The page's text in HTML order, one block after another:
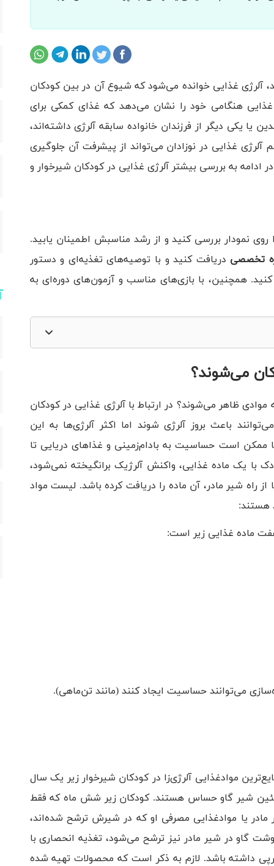
آلرژی غذایی خوانده می‌‌شود که شیوع آن در بین کودکان
آلرژی غذایی هنگامی‌ خود را نشان می‌دهد که غذای‌ کمکی برای
یا یکی دیگر از فرزندان خانواده سابقه آلرژی داشته‌اند،
آلرژی‌ غذایی در نوزادان می‌تواند از پیشرفت آن جلوگیری
به بررسی بیشتر آلرژی غذایی در کودکان شیرخوار و
نمودار بررسی کنید و از رشد مناسبش اطمینان یابید.
تخصصی دریافت کنید و با توصیه‌های تغذیه‌ای و دستور
همچنین، با بازی‌های مناسب و آزمون‌های دوره‌ای به
می‌شوند؟
ظاهر می‌شوند؟ در ارتباط با آلرژی غذایی در کودکان
باعث بروز آلرژی شوند اما اکثر آلرژی‌ها به این
می‌روند. تنها ممکن است حساسیت به بادام‌زمینی و غذا‌های دریایی تا
با یک ماده‌ غذایی، واکنش آلرژیک برانگیخته نمی‌شود،
راه شیر مادر، آن ماده را دریافت ‌کرده‌ باشد. لیست مواد
هستند:
می‌توانند حساسیت ایجاد کنند (مانند تن‌ماهی).
‌مواد‌غذایی آلرژی‌زا در کودکان شیرخوار زیر یک سال
به پروتئین شیر گاو حساس هستند. کودکان زیر شش ماه که فقط
یا موادغذایی مصرفی او که در شیرش ترشح شده‌اند،
گاو در شیر مادر نیز ترشح‌ می‌شود، تغذیه انحصاری با
داشته‌ باشد. لازم به ذکر است که محصولات تهیه ‌شده